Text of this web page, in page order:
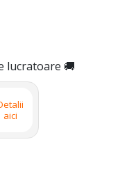
lucratoare 🚚
aici